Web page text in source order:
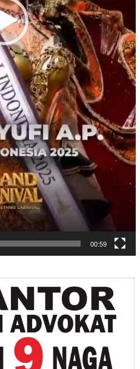
00:59